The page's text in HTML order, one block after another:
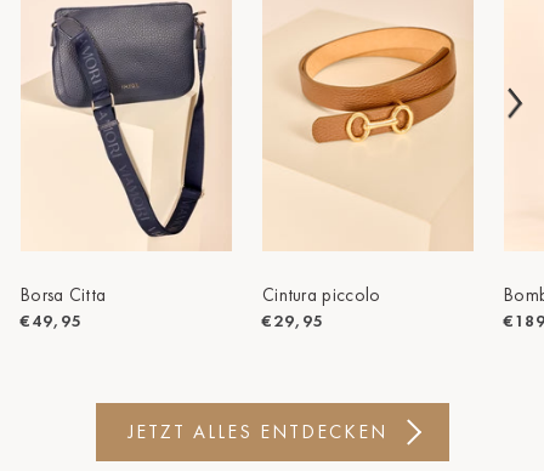
Tulln
Tuttlingen
Wien Hietzing (13.Bez.)
Zwettl
Borsa Citta
€49,95
Cintura piccolo
€29,95
JETZT ALLES ENTDECKEN